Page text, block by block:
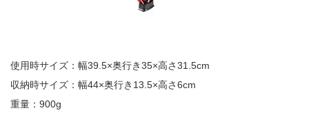
使用時サイズ：幅39.5×奥行き35×高さ31.5cm
収納時サイズ：幅44×奥行き13.5×高さ6cm
重量：900g